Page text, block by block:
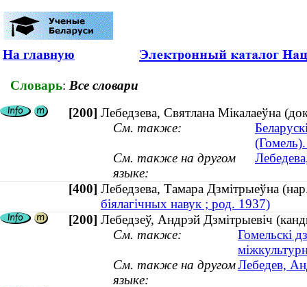
На главную
Словарь: Все словари
[200] Лебедзева, Святлана Мікалаеўна
См. также:
См. также на другом
языке:
[400] Лебедзева, Тамара Дзмітрыеўна
біялагічных навук ; род. 1937)
[200] Лебедзеў, Андрэй Дзмітрыевіч
См. также:
Гомельскі
См. также на другом
языке:
Лебедев,